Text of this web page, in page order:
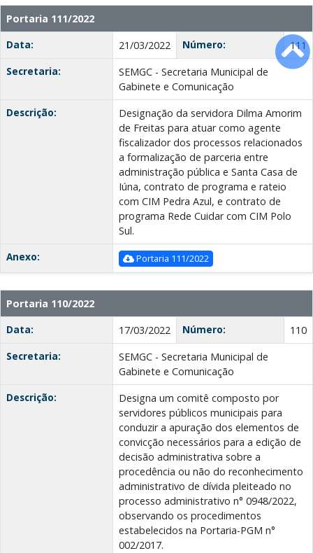
Portaria 111/2022
Data:
21/03/2022 Número:
111
Secretaria:
SEMGC - Secretaria Municipal de
Gabinete e Comunicação
Descrição:
Designação da servidora Dilma Amorim
de Freitas para atuar como agente
fiscalizador dos processos relacionados
a formalização de parceria entre
administração pública e Santa Casa de
Iúna, contrato de programa e rateio
com CIM Pedra Azul, e contrato de
programa Rede Cuidar com CIM Polo
Sul.
Anexo:
Portaria 111/2022
Portaria 110/2022
Data:
17/03/2022 Número:
110
Secretaria:
SEMGC - Secretaria Municipal de
Gabinete e Comunicação
Descrição:
Designa um comitê composto por
servidores públicos municipais para
conduzir a apuração dos elementos de
convicção necessários para a edição de
decisão administrativa sobre a
procedência ou não do reconhecimento
administrativo de dívida pleiteado no
processo administrativo n° 0948/2022,
observando os procedimentos
estabelecidos na Portaria-PGM n°
002/2017.